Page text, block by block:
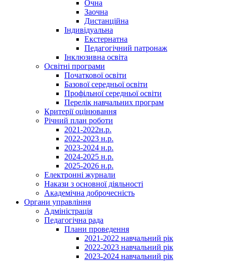
Очна
Заочна
Дистанційна
Індивідуальна
Екстернатна
Педагогічний патронаж
Інклюзивна освіта
Освітні програми
Початкової освіти
Базової середньої освіти
Профільної середньої освіти
Перелік навчальних програм
Критерії оцінювання
Річний план роботи
2021-2022н.р.
2022-2023 н.р.
2023-2024 н.р.
2024-2025 н.р.
2025-2026 н.р.
Електронні журнали
Накази з основної діяльності
Академічна доброчесність
Органи управління
Адміністрація
Педагогічна рада
Плани проведення
2021-2022 навчальний рік
2022-2023 навчальний рік
2023-2024 навчальний рік